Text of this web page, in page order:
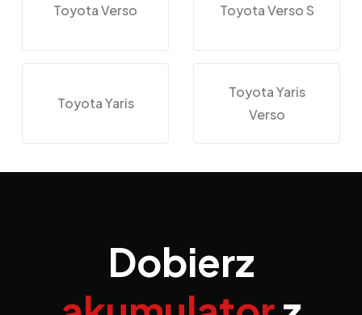
Toyota Verso Toyota Verso S
Toyota Yaris
Toyota Yaris
Verso
Dobierz